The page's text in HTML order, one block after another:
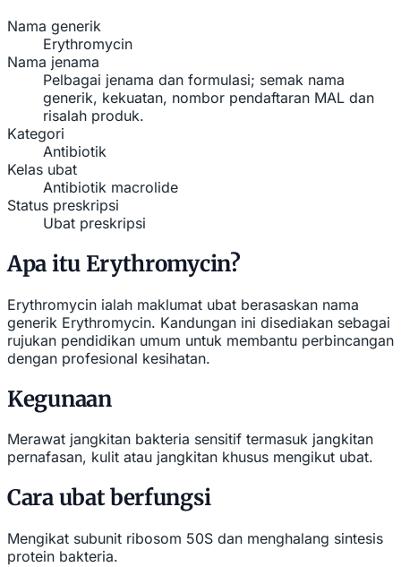
Nama generik
Erythromycin
Nama jenama
Pelbagai jenama dan formulasi; semak nama
generik, kekuatan, nombor pendaftaran MAL dan
risalah produk.
Kategori
Antibiotik
Kelas ubat
Antibiotik macrolide
Status preskripsi
Ubat preskripsi
Apa itu Erythromycin?
Erythromycin ialah maklumat ubat berasaskan nama
generik Erythromycin. Kandungan ini disediakan sebagai
rujukan pendidikan umum untuk membantu perbincangan
dengan profesional kesihatan.
Kegunaan
Merawat jangkitan bakteria sensitif termasuk jangkitan
pernafasan, kulit atau jangkitan khusus mengikut ubat.
Cara ubat berfungsi
Mengikat subunit ribosom 50S dan menghalang sintesis
protein bakteria.